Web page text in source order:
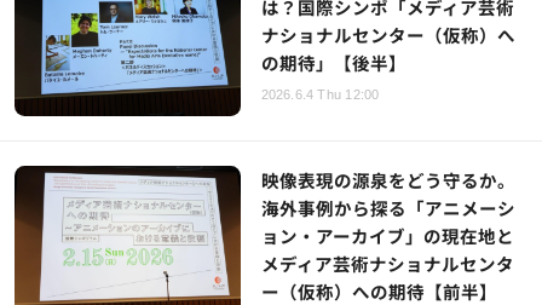
は？国際シンポ「メディア芸術
ナショナルセンター（仮称）へ
の期待」【後半】
2026.6.4 Thu 12:00
映像表現の源泉をどう守るか。
海外事例から探る「アニメーシ
ョン・アーカイブ」の現在地と
メディア芸術ナショナルセンタ
ー（仮称）への期待【前半】